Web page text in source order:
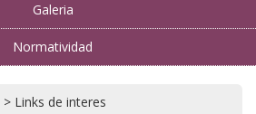
Galeria
Normatividad
> Links de interes